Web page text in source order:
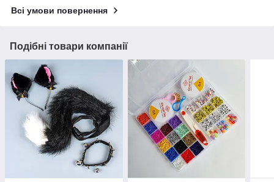
Всі умови повернення
Подібні товари компанії